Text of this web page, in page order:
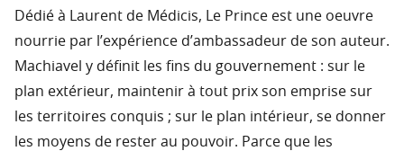
Dédié à Laurent de Médicis, Le Prince est une oeuvre
nourrie par l’expérience d’ambassadeur de son auteur.
Machiavel y définit les fins du gouvernement : sur le
plan extérieur, maintenir à tout prix son emprise sur
les territoires conquis ; sur le plan intérieur, se donner
les moyens de rester au pouvoir. Parce que les